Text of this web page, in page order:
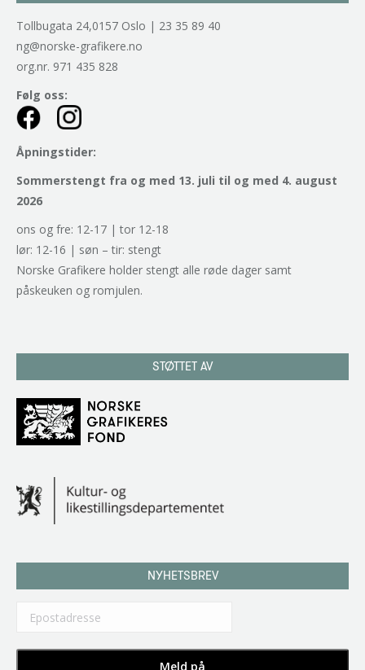
Tollbugata 24,0157 Oslo | 23 35 89 40
ng@norske-grafikere.no
org.nr. 971 435 828
Følg oss:
Åpningstider:
Sommerstengt fra og med 13. juli til og med 4. august
2026
ons og fre: 12-17 | tor 12-18
lør: 12-16 | søn – tir: stengt
Norske Grafikere holder stengt alle røde dager samt
påskeuken og romjulen.
STØTTET AV
NYHETSBREV